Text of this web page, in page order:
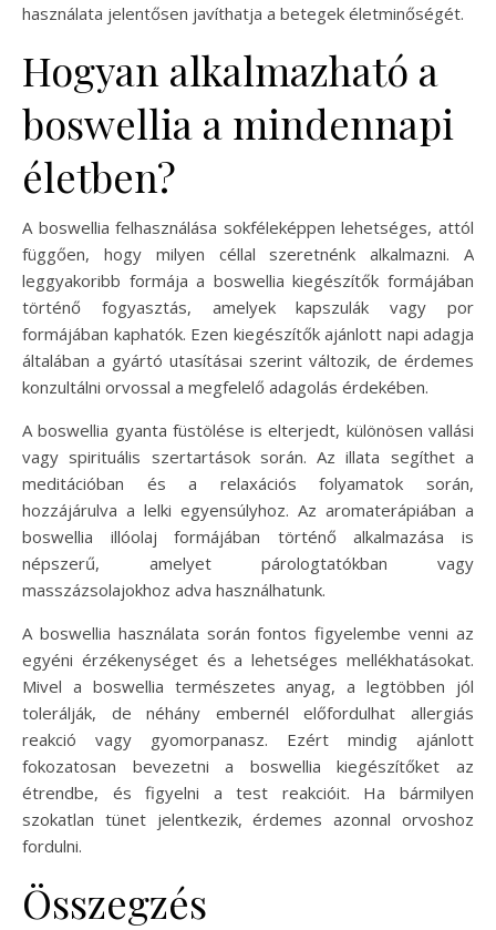
használata jelentősen javíthatja a betegek életminőségét.
Hogyan alkalmazható a
boswellia a mindennapi
életben?
A boswellia felhasználása sokféleképpen lehetséges, attól
függően, hogy milyen céllal szeretnénk alkalmazni. A
leggyakoribb formája a boswellia kiegészítők formájában
történő fogyasztás, amelyek kapszulák vagy por
formájában kaphatók. Ezen kiegészítők ajánlott napi adagja
általában a gyártó utasításai szerint változik, de érdemes
konzultálni orvossal a megfelelő adagolás érdekében.
A boswellia gyanta füstölése is elterjedt, különösen vallási
vagy spirituális szertartások során. Az illata segíthet a
meditációban és a relaxációs folyamatok során,
hozzájárulva a lelki egyensúlyhoz. Az aromaterápiában a
boswellia illóolaj formájában történő alkalmazása is
népszerű, amelyet párologtatókban vagy
masszázsolajokhoz adva használhatunk.
A boswellia használata során fontos figyelembe venni az
egyéni érzékenységet és a lehetséges mellékhatásokat.
Mivel a boswellia természetes anyag, a legtöbben jól
tolerálják, de néhány embernél előfordulhat allergiás
reakció vagy gyomorpanasz. Ezért mindig ajánlott
fokozatosan bevezetni a boswellia kiegészítőket az
étrendbe, és figyelni a test reakcióit. Ha bármilyen
szokatlan tünet jelentkezik, érdemes azonnal orvoshoz
fordulni.
Összegzés